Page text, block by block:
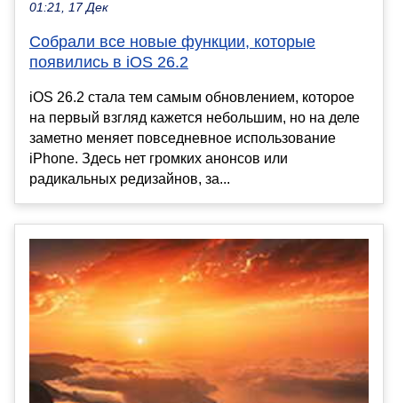
01:21, 17 Дек
Собрали все новые функции, которые
появились в iOS 26.2
iOS 26.2 стала тем самым обновлением, которое
на первый взгляд кажется небольшим, но на деле
заметно меняет повседневное использование
iPhone. Здесь нет громких анонсов или
радикальных редизайнов, за...